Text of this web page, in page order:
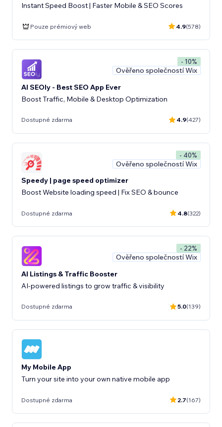
Instant Speed Boost | Faster Mobile & SEO Scores
Pouze prémiový web 4.9(578)
- 10%
Ověřeno společností Wix
AI SEOly - Best SEO App Ever
Boost Traffic, Mobile & Desktop Optimization
Dostupné zdarma 4.9(427)
- 40%
Ověřeno společností Wix
Speedy | page speed optimizer
Boost Website loading speed | Fix SEO & bounce
Dostupné zdarma 4.8(322)
- 22%
Ověřeno společností Wix
AI Listings & Traffic Booster
AI-powered listings to grow traffic & visibility
Dostupné zdarma 5.0(139)
My Mobile App
Turn your site into your own native mobile app
Dostupné zdarma 2.7(167)